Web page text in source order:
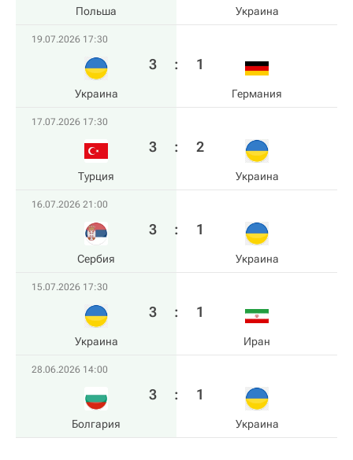
Польша Украина
19.07.2026 17:30
Украина
3 : 1
Германия
17.07.2026 17:30
Турция
3 : 2
Украина
16.07.2026 21:00
Сербия
3 : 1
Украина
15.07.2026 17:30
Украина
3 : 1
Иран
28.06.2026 14:00
Болгария
3 : 1
Украина